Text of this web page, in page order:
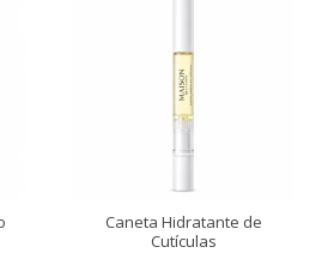
Caneta Hidratante de
Cutículas